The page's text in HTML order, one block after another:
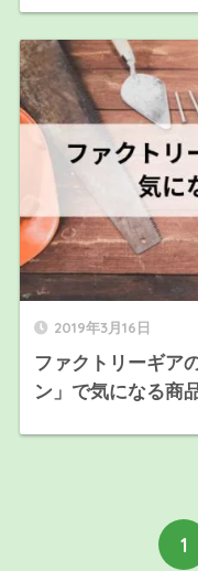
2019年3月16日
ファクトリーギア
ン」で気になる商
1